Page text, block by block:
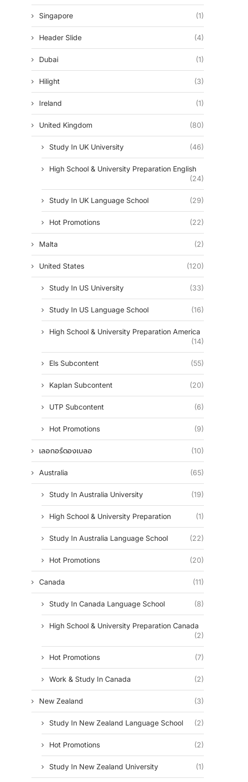
Singapore (1)
Header Slide (4)
Dubai (1)
Hilight (3)
Ireland (1)
United Kingdom (80)
Study In UK University (46)
High School & University Preparation English
(24)
Study In UK Language School (29)
Hot Promotions (22)
Malta (2)
United States (120)
Study In US University (33)
Study In US Language School (16)
High School & University Preparation America
(14)
Els Subcontent (55)
Kaplan Subcontent (20)
UTP Subcontent (6)
Hot Promotions (9)
เลอกอร์ดองเบลอ (10)
Australia (65)
Study In Australia University (19)
High School & University Preparation (1)
Study In Australia Language School (22)
Hot Promotions (20)
Canada (11)
Study In Canada Language School (8)
High School & University Preparation Canada
(2)
Hot Promotions (7)
Work & Study In Canada (2)
New Zealand (3)
Study In New Zealand Language School (2)
Hot Promotions (2)
Study In New Zealand University (1)